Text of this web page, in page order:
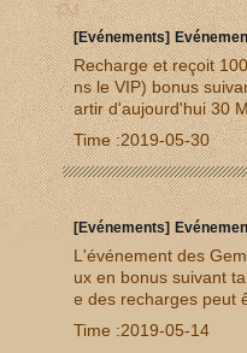
[Evénements]
Recharge et reçoit
ns le VIP) bonus
artir d'aujourd'hui 30
e recharge en
ment.Exemple: Je
amants bruts (qui ne
ma
!!!!!
Time :2019-05-30
[Evénements]
L'événement des
ux en bonus suivant
e des recharges peut
ent être des
ons + 5 Coffres de
Time :2019-05-14